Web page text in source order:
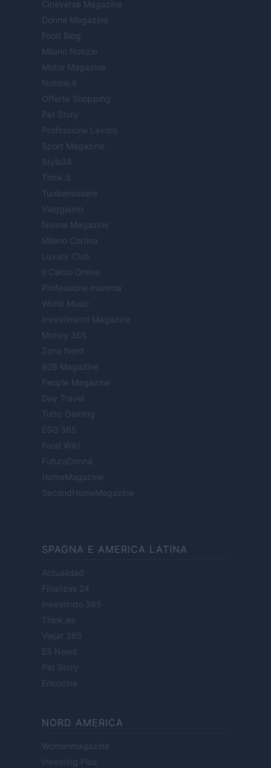
Cineverse Magazine
Donne Magazine
Food Blog
Milano Notizie
Motor Magazine
Notizie.it
Offerte Shopping
Pet Story
Professione Lavoro
Sport Magazine
Style24
Think.it
Tuobenessere
Viaggiamo
Nonne Magazine
Milano Cortina
Luxury Club
Il Calcio Online
Professione mamma
World Music
Investimenti Magazine
Money 365
Zona Nerd
B2B Magazine
People Magazine
Day Travel
Tutto Gaming
ESG 365
Food Wiki
FuturoDonna
HomeMagazine
SecondHomeMagazine
SPAGNA E AMERICA LATINA
Actualidad
Finanzas 24
Investindo 365
Think.es
Viajar 365
ES Newz
Pet Story
Encocina
NORD AMERICA
Womanmagazine
Investing Plus